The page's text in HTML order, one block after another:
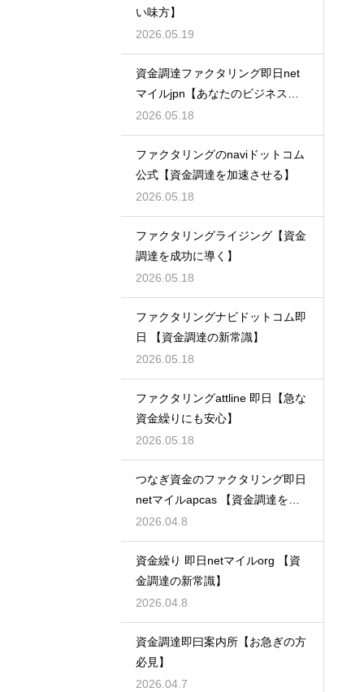
い味方】
2026.05.19
資金調達ファクタリング即日net
マイルjpn【あなたのビジネスを
支える】
2026.05.18
ファクタリングのnaviドットコム
公式【資金調達を加速させる】
2026.05.18
ファクタリングライジング【資金
調達を成功に導く】
2026.05.18
ファクタリングナビドットコム即
日 【資金調達の新常識】
2026.05.18
ファクタリングattline 即日【急な
資金繰りにも安心】
2026.05.18
つなぎ資金のファクタリング即日
netマイルapcas 【資金調達を加
速させる】
2026.04.8
資金繰り 即日netマイルorg 【資
金調達の新常識】
2026.04.8
資金調達即曰案内所【お急ぎの方
必見】
2026.04.7